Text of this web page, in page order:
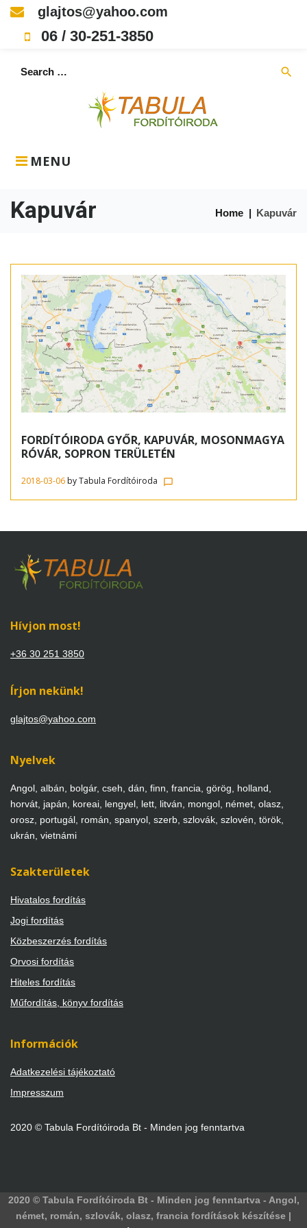
Skip
content
glajtos@yahoo.com
06 / 30-251-3850
MENU
Search
search
Kapuvár Home | Kapuvár
Kapuvár
FORDÍTÓIRODA GYŐR, KAPUVÁR, MOSONMAGYA
RÓVÁR, SOPRON TERÜLETÉN
2018-03-06 byTabula Fordítóiroda chat_bubble_outline
Hívjon most!
+36 30 251 3850
Írjon nekünk!
glajtos@yahoo.com
Nyelvek
Angol, albán, bolgár, cseh, dán, finn, francia, görög, holland,
horvát, japán, koreai, lengyel, lett, litván, mongol, német, olasz,
orosz, portugál, román, spanyol, szerb, szlovák, szlovén, török,
ukrán, vietnámi
Szakterületek
Hivatalos fordítás
Jogi fordítás
Közbeszerzés fordítás
Orvosi fordítás
Hiteles fordítás
Műfordítás, könyv fordítás
Információk
Adatkezelési tájékoztató
Impresszum
2020 © Tabula Fordítóiroda Bt - Minden jog fenntartva
2020 © Tabula Fordítóiroda Bt - Minden jog fenntartva - Angol,
német, román, szlovák, olasz, francia fordítások készítése |